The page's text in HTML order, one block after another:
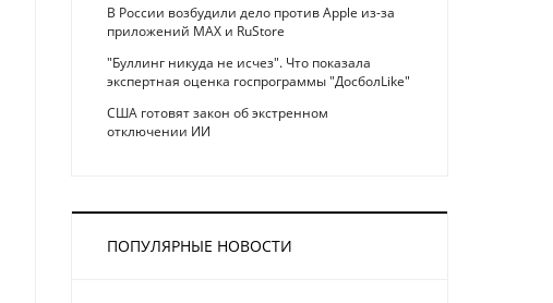
В России возбудили дело против Apple из-за
приложений MAX и RuStore
"Буллинг никуда не исчез". Что показала
экспертная оценка госпрограммы "ДосболLike"
США готовят закон об экстренном
отключении ИИ
ПОПУЛЯРНЫЕ НОВОСТИ